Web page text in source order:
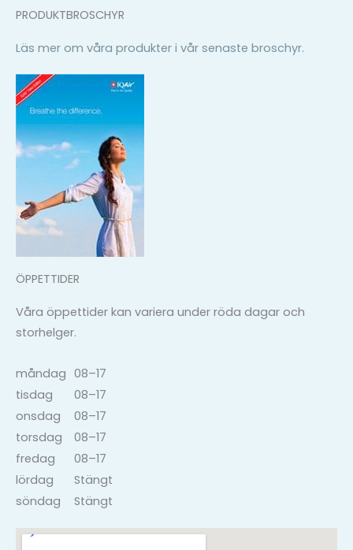
PRODUKTBROSCHYR
Läs mer om våra produkter i vår senaste broschyr.
ÖPPETTIDER
Våra öppettider kan variera under röda dagar och
storhelger.
måndag
tisdag
onsdag
torsdag
fredag
lördag
söndag
08–17
08–17
08–17
08–17
08–17
Stängt
Stängt